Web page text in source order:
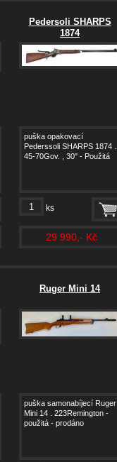
Pedersoli SHARPS
1874
puška opakovací
Pederssoli SHARPS 1874 .
45-70Gov. , 30" - Použitá
ks
29 990,- Kč
Ruger Mini 14
puška samonabíjecí Ruger
Mini 14 . 223Remington -
použitá - prodáno